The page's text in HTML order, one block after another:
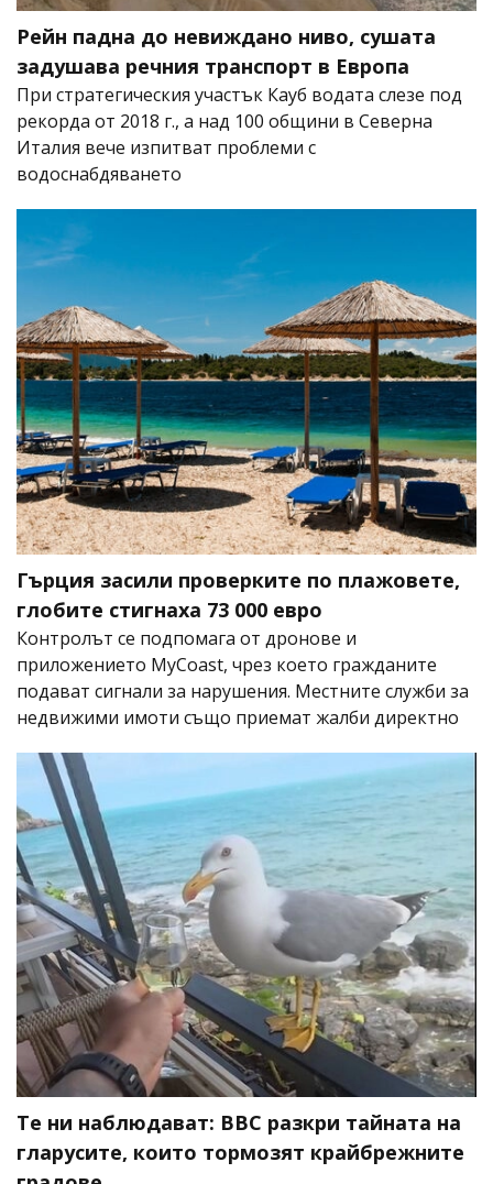
Рейн падна до невиждано ниво, сушата
задушава речния транспорт в Европа
При стратегическия участък Кауб водата слезе под
рекорда от 2018 г., а над 100 общини в Северна
Италия вече изпитват проблеми с
водоснабдяването
Гърция засили проверките по плажовете,
глобите стигнаха 73 000 евро
Контролът се подпомага от дронове и
приложението MyCoast, чрез което гражданите
подават сигнали за нарушения. Местните служби за
недвижими имоти също приемат жалби директно
Те ни наблюдават: BBC разкри тайната на
гларусите, които тормозят крайбрежните